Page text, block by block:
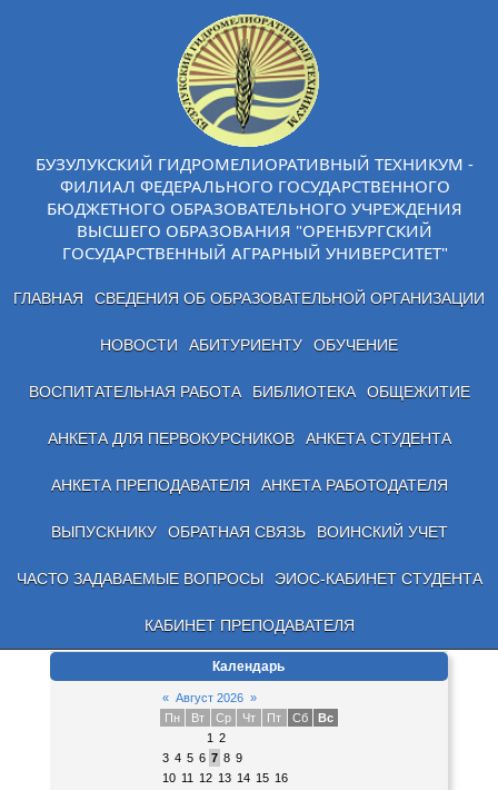
БУЗУЛУКСКИЙ ГИДРОМЕЛИОРАТИВНЫЙ ТЕХНИКУМ -
ФИЛИАЛ ФЕДЕРАЛЬНОГО ГОСУДАРСТВЕННОГО
БЮДЖЕТНОГО ОБРАЗОВАТЕЛЬНОГО УЧРЕЖДЕНИЯ
ВЫСШЕГО ОБРАЗОВАНИЯ "ОРЕНБУРГСКИЙ
ГОСУДАРСТВЕННЫЙ АГРАРНЫЙ УНИВЕРСИТЕТ"
ГЛАВНАЯ СВЕДЕНИЯ ОБ ОБРАЗОВАТЕЛЬНОЙ ОРГАНИЗАЦИИ
НОВОСТИ АБИТУРИЕНТУ ОБУЧЕНИЕ
ВОСПИТАТЕЛЬНАЯ РАБОТА БИБЛИОТЕКА ОБЩЕЖИТИЕ
АНКЕТА ДЛЯ ПЕРВОКУРСНИКОВ АНКЕТА СТУДЕНТА
АНКЕТА ПРЕПОДАВАТЕЛЯ АНКЕТА РАБОТОДАТЕЛЯ
ВЫПУСКНИКУ ОБРАТНАЯ СВЯЗЬ ВОИНСКИЙ УЧЕТ
ЧАСТО ЗАДАВАЕМЫЕ ВОПРОСЫ ЭИОС-КАБИНЕТ СТУДЕНТА
КАБИНЕТ ПРЕПОДАВАТЕЛЯ
Календарь
« Август 2026 »
Пн
Вт Ср Чт Пт Сб
Вс
1 2
3 4 5 6 7 8 9
10 11 12 13 14 15 16